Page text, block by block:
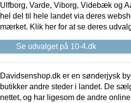
Ulfborg, Varde, Viborg, Videbæk og
hel del til hele landet via deres
mærket. Klik her for at se deres
Se udvalget på 10-4.dk
Davidsenshop.dk er en sønderjysk
butikker andre steder i landet. De
nettet, og har ligesom de andre